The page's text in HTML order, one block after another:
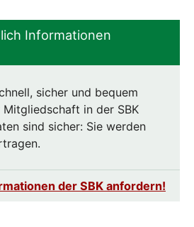
Informationen
sicher und bequem
in der SBK
sind sicher: Sie werden
der SBK anfordern!